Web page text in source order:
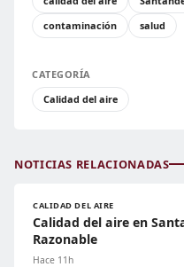
contaminación
salud
CATEGORÍA
Calidad del aire
NOTICIAS RELACIONADAS
CALIDAD DEL AIRE
Calidad del aire en
Razonable
Hace 11h